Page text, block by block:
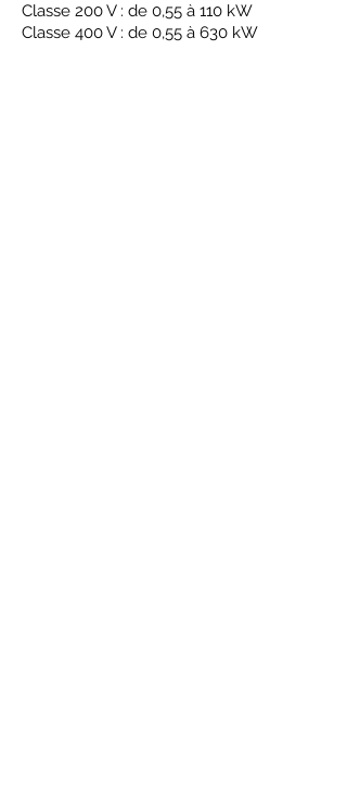
Classe 200 V : de 0,55 à 110 kW
Classe 400 V : de 0,55 à 630 kW